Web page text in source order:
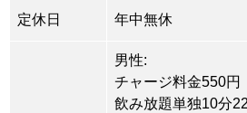
定休日 年中無休
男性:
チャージ料金550円
飲み放題単独10分